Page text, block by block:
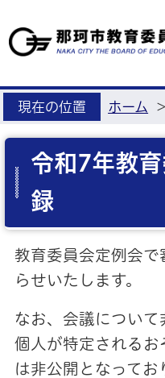
現在の位置 ホーム >
令和7年教
録
教育委員会定例会で
らせいたします。
なお、会議につい
個人が特定されるお
は非公開となってお